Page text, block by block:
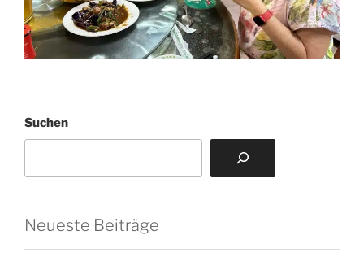
Suchen
Neueste Beiträge